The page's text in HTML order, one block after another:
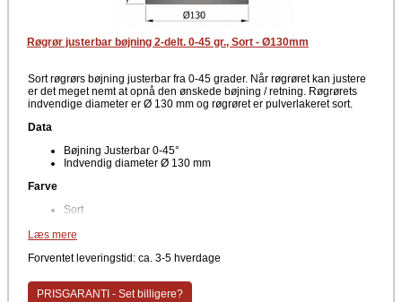
Røgrør justerbar bøjning 2-delt. 0-45 gr., Sort - Ø130mm
Sort røgrørs bøjning justerbar fra 0-45 grader. Når røgrøret kan justere
er det meget nemt at opnå den ønskede bøjning / retning. Røgrørets
indvendige diameter er Ø 130 mm og røgrøret er pulverlakeret sort.
Data
Bøjning Justerbar 0-45°
Indvendig diameter Ø 130 mm
Farve
Sort
Producent
TermaTech
Læs mere
Forventet leveringstid: ca. 3-5 hverdage
PRISGARANTI - Set billigere?